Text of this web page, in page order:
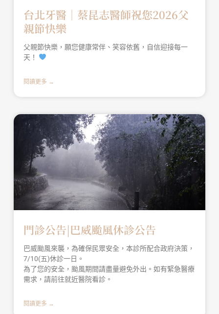
台北牙醫│蔡昆志醫師祝您2026父
親節快樂
父親節快樂，願您健康常伴、笑容依舊，自信迎接每一
天！
閱讀更多 →
門診公告|巴威颱風休診公告
巴威颱風來襲，為確保民眾安全，本診所配合政府決策，
7/10(五)休診一日。
為了您的安全，颱風期間請盡量避免外出。如有緊急醫療
需求，請前往就近醫院看診。
閱讀更多 →